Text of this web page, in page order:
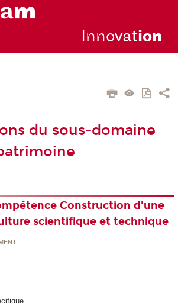
Innovation
du sous-domaine
Construction d'une
scientifique et technique